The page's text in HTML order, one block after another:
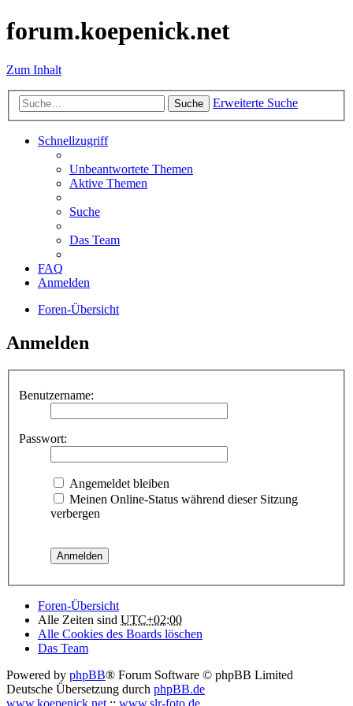
forum.koepenick.net
Zum Inhalt
Suche Erweiterte Suche
Schnellzugriff
Unbeantwortete Themen
Aktive Themen
Suche
Das Team
FAQ
Anmelden
Foren-Übersicht
Anmelden
Benutzername:
Passwort:
Angemeldet bleiben
Meinen Online-Status während dieser Sitzung
verbergen
Foren-Übersicht
Alle Zeiten sind UTC+02:00
Alle Cookies des Boards löschen
Das Team
Powered by phpBB® Forum Software © phpBB Limited
Deutsche Übersetzung durch phpBB.de
www.koepenick.net :: www.slr-foto.de